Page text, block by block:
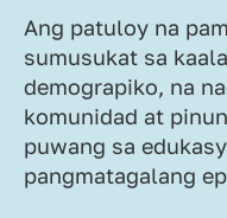
Ang patuloy na
sumusukat sa
demograpiko, na
komunidad at
puwang sa
pangmatagalang